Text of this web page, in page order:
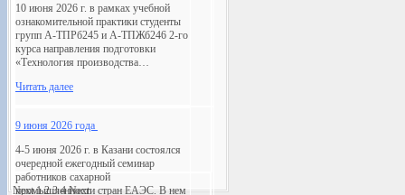
10 июня 2026 г. в рамках учебной
ознакомительной практики студенты
групп А-ТПРб245 и А-ТПЖб246 2-го
курса направления подготовки
«Технология производства…
Читать далее
9 июня 2026 года
4-5 июня 2026 г. в Казани состоялся
очередной ежегодный семинар
работников сахарной
промышленности стран ЕАЭС. В нем
Next1234Next